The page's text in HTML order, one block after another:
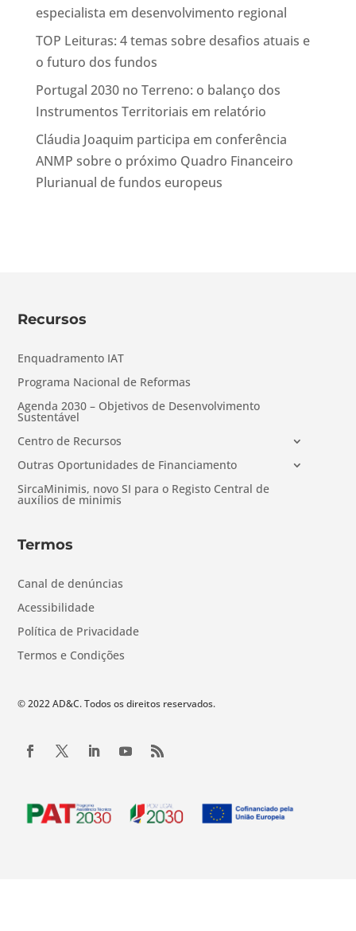
especialista em desenvolvimento regional
TOP Leituras: 4 temas sobre desafios atuais e
o futuro dos fundos
Portugal 2030 no Terreno: o balanço dos
Instrumentos Territoriais em relatório
Cláudia Joaquim participa em conferência
ANMP sobre o próximo Quadro Financeiro
Plurianual de fundos europeus
Recursos
Enquadramento IAT
Programa Nacional de Reformas
Agenda 2030 – Objetivos de Desenvolvimento
Sustentável
Centro de Recursos
Outras Oportunidades de Financiamento
SircaMinimis, novo SI para o Registo Central de
auxílios de minimis
Termos
Canal de denúncias
Acessibilidade
Política de Privacidade
Termos e Condições
© 2022 AD&C. Todos os direitos reservados.